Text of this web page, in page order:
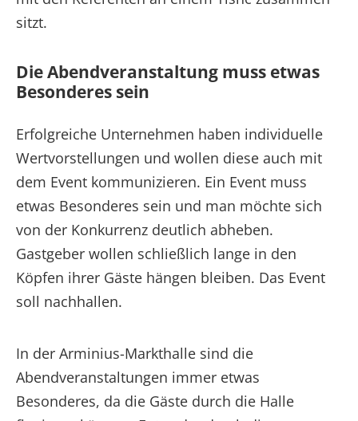
sitzt.
Die Abendveranstaltung muss etwas
Besonderes sein
Erfolgreiche Unternehmen haben individuelle
Wertvorstellungen und wollen diese auch mit
dem Event kommunizieren. Ein Event muss
etwas Besonderes sein und man möchte sich
von der Konkurrenz deutlich abheben.
Gastgeber wollen schließlich lange in den
Köpfen ihrer Gäste hängen bleiben. Das Event
soll nachhallen.
In der Arminius-Markthalle sind die
Abendveranstaltungen immer etwas
Besonderes, da die Gäste durch die Halle